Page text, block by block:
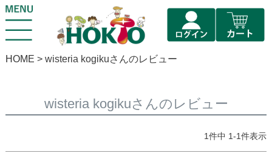
HOME wisteria kogikuさんのレビュー
wisteria kogikuさんのレビュー
1件中 1-1件表示